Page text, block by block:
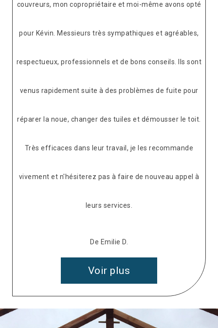
couvreurs, mon copropriétaire et moi-même avons opté
pour Kévin. Messieurs très sympathiques et agréables,
respectueux, professionnels et de bons conseils. Ils sont
venus rapidement suite à des problèmes de fuite pour
réparer la noue, changer des tuiles et démousser le toit.
Très efficaces dans leur travail, je les recommande
vivement et n'hésiterez pas à faire de nouveau appel à
leurs services.
De Emilie D.
Voir plus